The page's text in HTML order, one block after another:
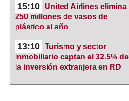
15:10
United Airlines elimina
250 millones de vasos de
plástico al año
13:10 Turismo y sector
inmobiliario captan el 32.5% de
la inversión extranjera en RD